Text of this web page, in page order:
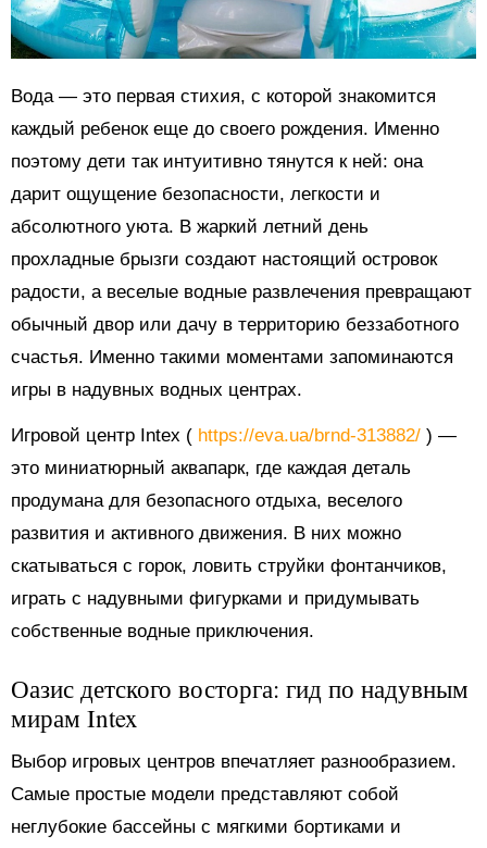
Вода — это первая стихия, с которой знакомится
каждый ребенок еще до своего рождения. Именно
поэтому дети так интуитивно тянутся к ней: она
дарит ощущение безопасности, легкости и
абсолютного уюта. В жаркий летний день
прохладные брызги создают настоящий островок
радости, а веселые водные развлечения превращают
обычный двор или дачу в территорию беззаботного
счастья. Именно такими моментами запоминаются
игры в надувных водных центрах.
Игровой центр Intex ( https://eva.ua/brnd-313882/ ) —
это миниатюрный аквапарк, где каждая деталь
продумана для безопасного отдыха, веселого
развития и активного движения. В них можно
скатываться с горок, ловить струйки фонтанчиков,
играть с надувными фигурками и придумывать
собственные водные приключения.
Оазис детского восторга: гид по надувным
мирам Intex
Выбор игровых центров впечатляет разнообразием.
Самые простые модели представляют собой
неглубокие бассейны с мягкими бортиками и